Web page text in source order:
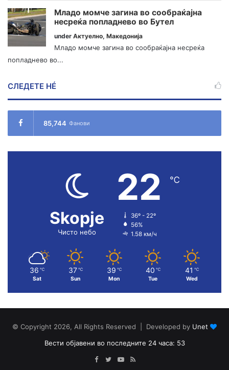
Младо момче загина во сообраќајна
несреќа попладнево во Бутел
under Актуелно, Македонија
Младо момче загина во сообраќајна несреќа
попладнево во...
СЛЕДЕТЕ НÉ
85,744 Фанови
Skopje
Чисто небо
22 ℃
36º - 22º
56%
1.58 км/ч
36 ℃
Sat
37 ℃
Sun
39 ℃
Mon
40 ℃
Tue
41 ℃
Wed
© Copyright 2026, All Rights Reserved | Developed by Unet
Вести објавени во последните 24 часа: 53
Facebook
TwitterYouTube
RSS